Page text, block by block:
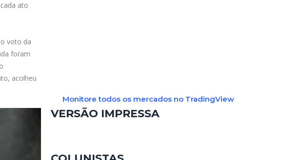
ato
voto da
foram
acolheu
Monitore todos os mercados no TradingView
VERSÃO IMPRESSA